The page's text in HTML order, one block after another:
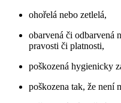
ohořelá nebo zetlelá,
obarvená či odbarvená
pravosti či platnosti,
poškozená hygienicky
poškozena tak, že není